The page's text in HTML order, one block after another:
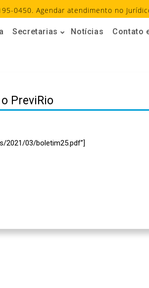
0450. Agendar atendimento no
Secretarias Notícias Contato
PreviRio
2021/03/boletim25.pdf”]